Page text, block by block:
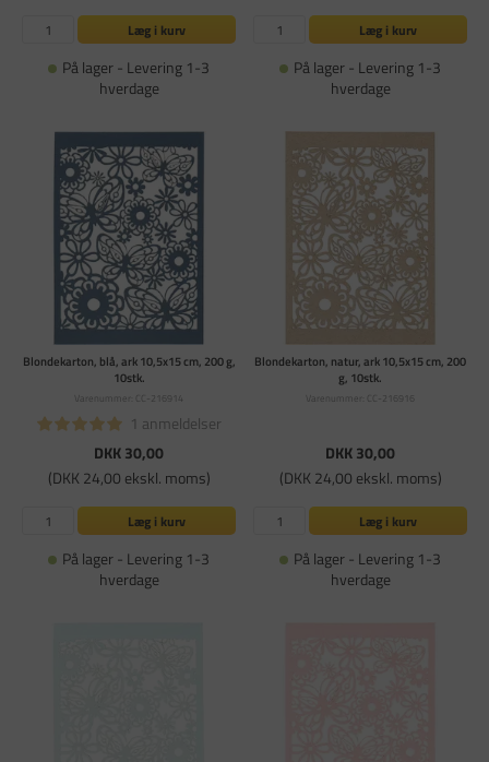
Læg i kurv
På lager - Levering 1-3
hverdage
Læg i kurv
På lager - Levering 1-3
hverdage
Blondekarton, blå, ark 10,5x15 cm, 200 g,
10stk.
Varenummer: CC-216914
1 anmeldelser
DKK 30,00
(DKK 24,00 ekskl. moms)
Læg i kurv
På lager - Levering 1-3
hverdage
Blondekarton, natur, ark 10,5x15 cm, 200
g, 10stk.
Varenummer: CC-216916
DKK 30,00
(DKK 24,00 ekskl. moms)
Læg i kurv
På lager - Levering 1-3
hverdage